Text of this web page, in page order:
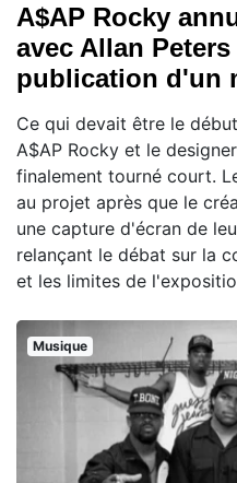
A$AP Rocky
avec Allan
publication d'un
Ce qui devait être le
A$AP Rocky et le
finalement tourné court.
au projet après que le
une capture d'écran de
relançant le débat sur la
et les limites de
Musique